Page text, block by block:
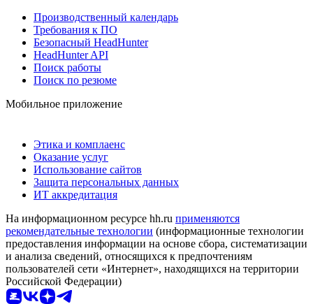
Производственный календарь
Требования к ПО
Безопасный HeadHunter
HeadHunter API
Поиск работы
Поиск по резюме
Мобильное приложение
Этика и комплаенс
Оказание услуг
Использование сайтов
Защита персональных данных
ИТ аккредитация
На информационном ресурсе hh.ru применяются
рекомендательные технологии (информационные технологии
предоставления информации на основе сбора, систематизации
и анализа сведений, относящихся к предпочтениям
пользователей сети «Интернет», находящихся на территории
Российской Федерации)